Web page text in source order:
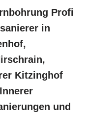
Profi
in
Kitzinghof
und